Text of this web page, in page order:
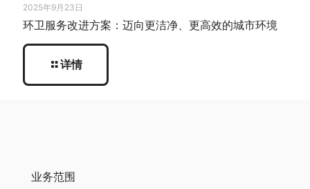
2025年9月23日
环卫服务改进方案：迈向更洁净、更高效的城市环境
详情
业务范围